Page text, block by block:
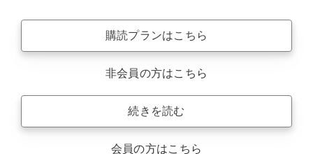
購読プランはこちら
非会員の方はこちら
続きを読む
会員の方はこちら